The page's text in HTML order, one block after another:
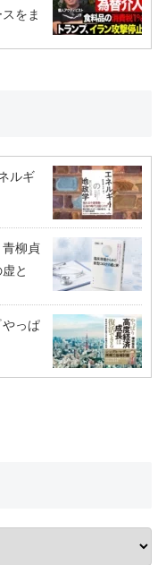
をま
ルギ
青柳貞
と
っぱ